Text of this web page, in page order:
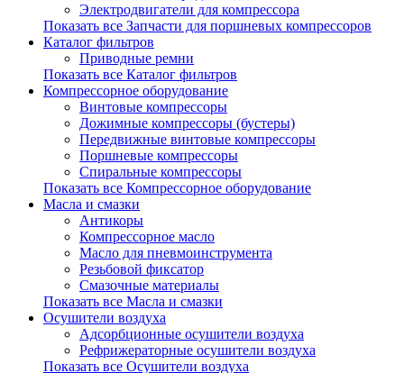
Электродвигатели для компрессора
Показать все Запчасти для поршневых компрессоров
Каталог фильтров
Приводные ремни
Показать все Каталог фильтров
Компрессорное оборудование
Винтовые компрессоры
Дожимные компрессоры (бустеры)
Передвижные винтовые компрессоры
Поршневые компрессоры
Спиральные компрессоры
Показать все Компрессорное оборудование
Масла и смазки
Антикоры
Компрессорное масло
Масло для пневмоинструмента
Резьбовой фиксатор
Смазочные материалы
Показать все Масла и смазки
Осушители воздуха
Адсорбционные осушители воздуха
Рефрижераторные осушители воздуха
Показать все Осушители воздуха